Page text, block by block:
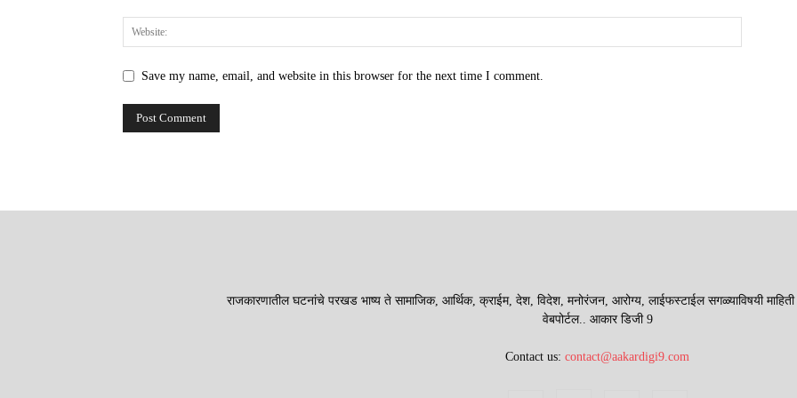
Save my name, email, and website in this browser for the next time I comment.
राजकारणातील घटनांचे परखड भाष्य ते सामाजिक, आर्थिक, क्राईम, देश, विदेश, मनोरंजन, आरोग्य, लाईफस्टाईल सगळ्याविषयी माहिती
वेबपोर्टल.. आकार डिजी 9
Contact us:contact@aakardigi9.com